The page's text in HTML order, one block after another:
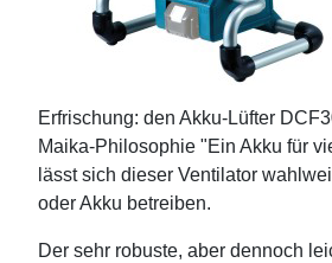
Erfrischung: den Akku-Lüfter
Maika-Philosophie "Ein Akku für
lässt sich dieser Ventilator
oder Akku betreiben.
Der sehr robuste, aber dennoch